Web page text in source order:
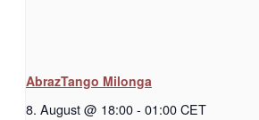
AbrazTango Milonga
8. August @ 18:00- 01:00CET